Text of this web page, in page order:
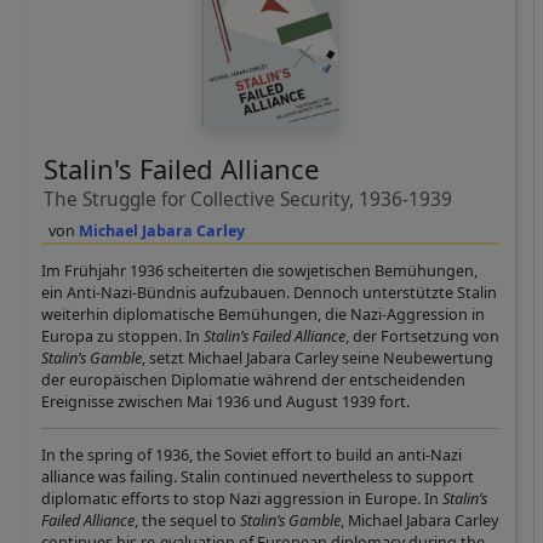
Michael Jabara Carley
Stalin's Failed Alliance
The Struggle for Collective Security, 1936-1939
Im Frühjahr 1936 scheiterten die sowjetischen Bemühungen,
ein Anti-Nazi-Bündnis aufzubauen. Dennoch unterstützte Stalin
weiterhin diplomatische Bemühungen, die Nazi-Aggression in
Europa zu stoppen. In Stalin’s Failed Alliance, der Fortsetzung von
Stalin’s Gamble, setzt Michael Jabara Carley seine Neubewertung
der europäischen Diplomatie während der entscheidenden
Ereignisse zwischen Mai 1936 und August 1939 fort.
In the spring of 1936, the Soviet effort to build an anti-Nazi
alliance was failing. Stalin continued nevertheless to support
diplomatic efforts to stop Nazi aggression in Europe. In Stalin’s
Failed Alliance, the sequel to Stalin’s Gamble, Michael Jabara Carley